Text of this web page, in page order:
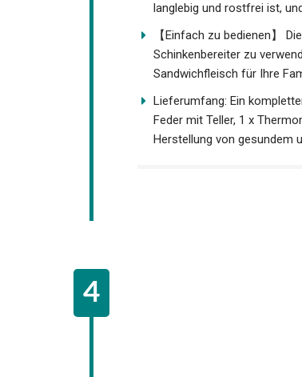
langlebig und rostfrei ist,
【Einfach zu bedienen】
Schinkenbereiter zu
Sandwichfleisch für Ihre
Lieferumfang: Ein
Feder mit Teller, 1 x
Herstellung von gesundem